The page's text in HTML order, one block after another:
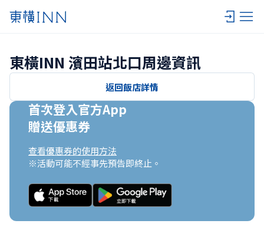
東橫INN 濱田站北口周邊資訊
返回飯店詳情
首次登入官方App
贈送優惠券
查看優惠券的使用方法
※活動可能不經事先預告即終止。